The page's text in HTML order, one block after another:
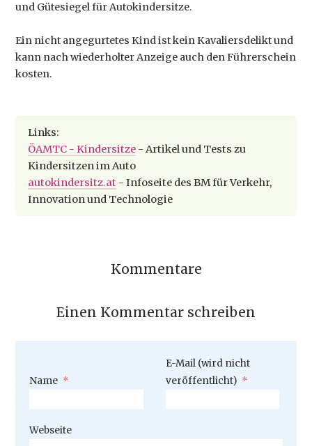
und Gütesiegel für Autokindersitze.
Ein nicht angegurtetes Kind ist kein Kavaliersdelikt und
kann nach wiederholter Anzeige auch den Führerschein
kosten.
Links:
ÖAMTC - Kindersitze - Artikel und Tests zu
Kindersitzen im Auto
autokindersitz.at - Infoseite des BM für Verkehr,
Innovation und Technologie
Kommentare
Einen Kommentar schreiben
Pflichtfeld
Name *
Pflichtfeld
E-Mail (wird nicht
veröffentlicht) *
Webseite